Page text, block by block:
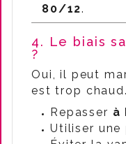
80/12.
4. Le biais
?
Oui, il peut
est trop
Repasser à
Utiliser une